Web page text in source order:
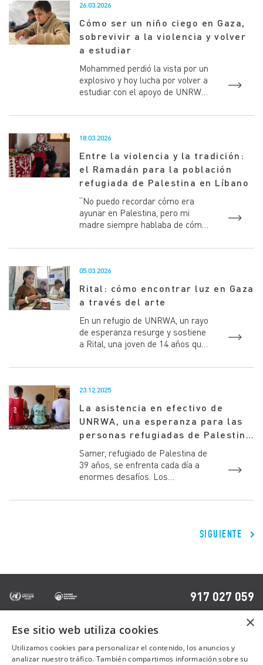
26.03.2026
Cómo ser un niño ciego en Gaza,
sobrevivir a la violencia y volver
a estudiar￼
Mohammed perdió la vista por un
explosivo y hoy lucha por volver a
estudiar con el apoyo de UNRWA
Palestina de G...
18.03.2026
Entre la violencia y la tradición:
el Ramadán para la población
refugiada de Palestina en Líbano
“No puedo recordar cómo era
ayunar en Palestina, pero mi
madre siempre hablaba de cómo
alrededor de una sola mesa”
05.03.2026
Rital: cómo encontrar luz en Gaza
a través del arte
En un refugio de UNRWA, un rayo
de esperanza resurge y sostiene
a Rital, una joven de 14 años que
escuela-refugio e...
23.12.2025
La asistencia en efectivo de
UNRWA, una esperanza para las
personas refugiadas de Palestina
en Líbano
Samer, refugiado de Palestina de
39 años, se enfrenta cada día a
enormes desafíos. Los
comenzaron en 2014, cuando
SIGUIENTE
917 027 059
OTRAS PÁGINAS
×
Ese sitio web utiliza cookies
Utilizamos cookies para personalizar el contenido, los anuncios y
analizar nuestro tráfico. También compartimos información sobre su